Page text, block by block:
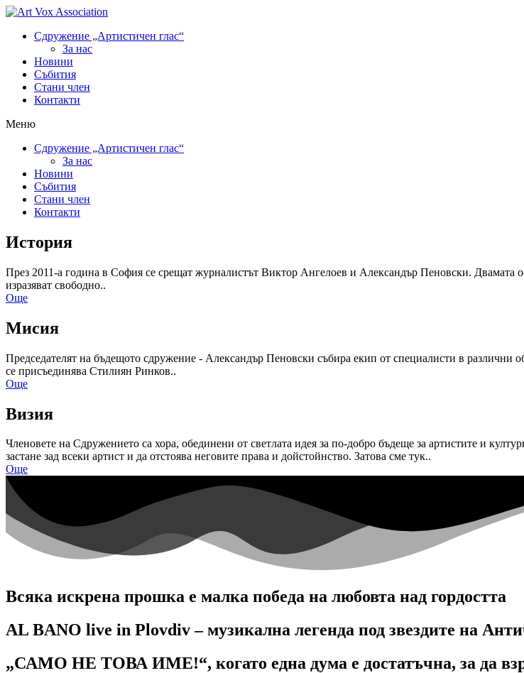
Сдружение „Артистичен глас“
За нас
Новини
Събития
Стани член
Контакти
Меню
Сдружение „Артистичен глас“
За нас
Новини
Събития
Стани член
Контакти
История
През 2011-а година в София се срещат журналистът Виктор Ангелоев и Александър Пеновски. Двамата
изразяват свободно..
Още
Мисия
Председателят на бъдещото сдружение - Александър Пеновски събира екип от специалисти в различни
се присъединява Стилиян Ринков..
Още
Визия
Членовете на Сдружението са хора, обединени от светлата идея за по-добро бъдеще за артистите и
застане зад всеки артист и да отстоява неговите права и дойстойнство. Затова сме тук..
Още
Всяка искрена прошка е малка победа на любовта над гордостта
AL BANO live in Plovdiv – музикална легенда под звездите на
„САМО НЕ ТОВА ИМЕ!“, когато една дума е достатъчна, за да